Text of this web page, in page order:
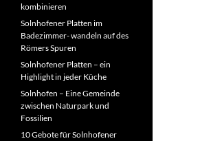
kombinieren
Solnhofener Platten im
Badezimmer- wandeln auf des
Römers Spuren
Solnhofener Platten – ein
Highlight in jeder Küche
Solnhofen – Eine Gemeinde
zwischen Naturpark und
Fossilien
10 Gebote für Solnhofener